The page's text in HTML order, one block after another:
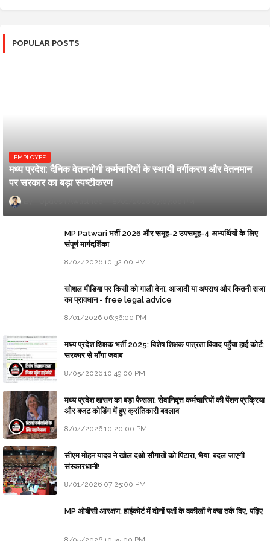
POPULAR POSTS
EMPLOYEE
मध्य प्रदेश: दैनिक वेतनभोगी कर्मचारियों के स्थायी वर्गीकरण और वेतनमान
पर सरकार का बड़ा स्पष्टीकरण
MP Patwari भर्ती 2026 और समूह-2 उपसमूह-4 अभ्यर्थियों के लिए
संपूर्ण मार्गदर्शिका
8/04/2026 10:32:00 PM
सोशल मीडिया पर किसी को गाली देना, आजादी या अपराध और कितनी सजा
का प्रावधान - free legal advice
8/01/2026 06:36:00 PM
मध्य प्रदेश शिक्षक भर्ती 2025: विशेष शिक्षक पात्रता विवाद पहुँचा हाई कोर्ट;
सरकार से माँगा जवाब
8/05/2026 10:49:00 PM
मध्य प्रदेश शासन का बड़ा फैसला: सेवानिवृत्त कर्मचारियों की पेंशन प्रक्रिया
और बजट कोडिंग में हुए क्रांतिकारी बदलाव
8/04/2026 10:20:00 PM
सीएम मोहन यादव ने खोल दओ सौगातों को पिटारा, भैया, बदल जाएगी
संस्कारधानी!
8/01/2026 07:25:00 PM
MP ओबीसी आरक्षण: हाईकोर्ट में दोनों पक्षों के वकीलों ने क्या तर्क दिए, पढ़िए